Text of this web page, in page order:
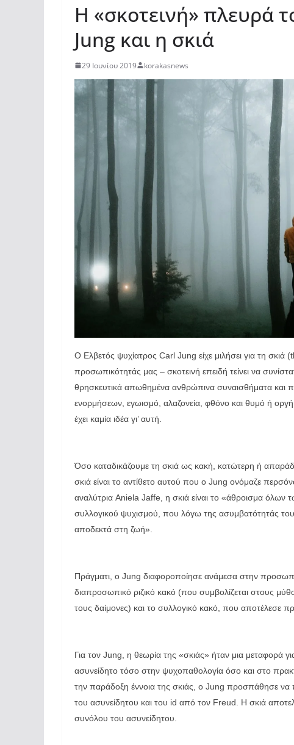
Η «σκοτεινή» πλευρά
Jung και η σκιά
29 Ιουνίου 2019 korakasnews
Ο Ελβετός ψυχίατρος Carl Jung είχε μιλήσει για τη
προσωπικότητάς μας – σκοτεινή επειδή τείνει να
θρησκευτικά απωθημένα ανθρώπινα συναισθήματα και
ενορμήσεων, εγωισμό, αλαζονεία, φθόνο και θυμό ή
έχει καμία ιδέα γι’ αυτή.
Όσο καταδικάζουμε τη σκιά ως κακή, κατώτερη ή
σκιά είναι το αντίθετο αυτού που ο Jung ονόμαζε
αναλύτρια Aniela Jaffe, η σκιά είναι το «άθροισμα όλων
συλλογικού ψυχισμού, που λόγω της ασυμβατότητάς
αποδεκτά στη ζωή».
Πράγματι, ο Jung διαφοροποίησε ανάμεσα στην
διαπροσωπικό ριζικό κακό (που συμβολίζεται στους
τους δαίμονες) και το συλλογικό κακό, που αποτέλεσε
Για τον Jung, η θεωρία της «σκιάς» ήταν μια μεταφορά
ασυνείδητο τόσο στην ψυχοπαθολογία όσο και στο
την παράδοξη έννοια της σκιάς, ο Jung προσπάθησε να
του ασυνείδητου και του id από τον Freud. Η σκιά
συνόλου του ασυνείδητου.